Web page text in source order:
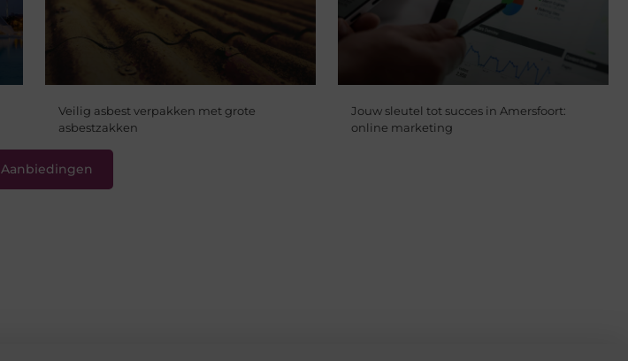
Veilig asbest verpakken met grote
asbestzakken
Jouw sleutel tot succes in Amersfoort:
online marketing
Aanbiedingen